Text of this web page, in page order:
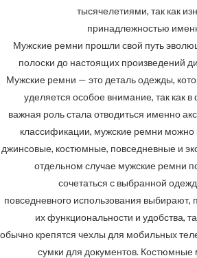
тысячелетиями, так как
принадлежностью
Мужские ремни прошли свой путь
полоски до настоящих произведений
Мужские ремни — это деталь одежды,
уделяется особое внимание, так как
важная роль стала отводиться именно
классификации, мужские ремни можно
джинсовые, костюмные, повседневные и
отдельном случае мужские ремни
сочетаться с выбранной
повседневного использования выбирают,
их функциональности и удобства,
обычно крепятся чехлы для мобильных
сумки для документов.